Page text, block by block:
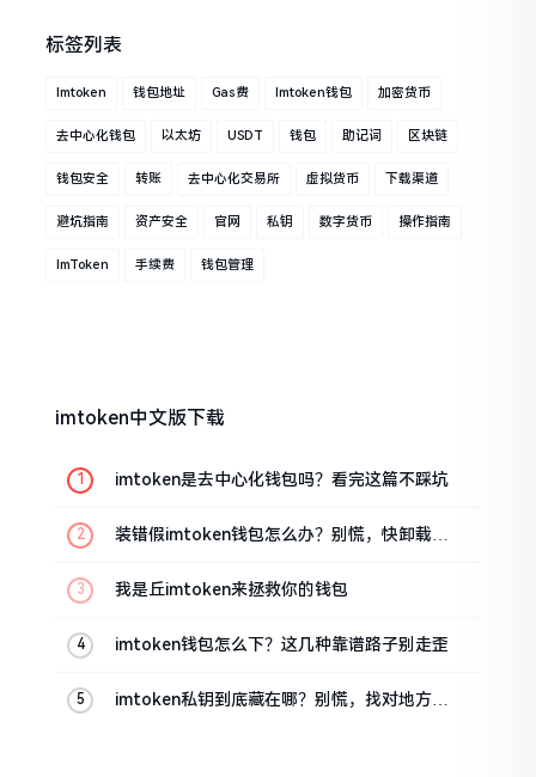
标签列表
Imtoken 钱包地址 Gas费 Imtoken钱包 加密货币
去中心化钱包 以太坊 USDT 钱包 助记词 区块链
钱包安全 转账 去中心化交易所 虚拟货币 下载渠道
避坑指南 资产安全 官网 私钥 数字货币 操作指南
ImToken 手续费 钱包管理
imtoken中文版下载
imtoken是去中心化钱包吗？看完这篇不踩坑
装错假imtoken钱包怎么办？别慌，快卸载，
我是丘imtoken来拯救你的钱包
imtoken钱包怎么下？这几种靠谱路子别走歪
imtoken私钥到底藏在哪？别慌，找对地方才